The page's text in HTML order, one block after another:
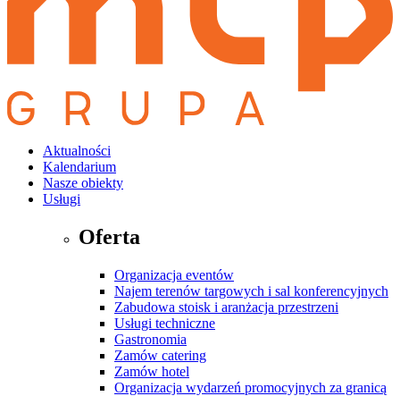
Aktualności
Kalendarium
Nasze obiekty
Usługi
Oferta
Organizacja eventów
Najem terenów targowych i sal konferencyjnych
Zabudowa stoisk i aranżacja przestrzeni
Usługi techniczne
Gastronomia
Zamów catering
Zamów hotel
Organizacja wydarzeń promocyjnych za granicą